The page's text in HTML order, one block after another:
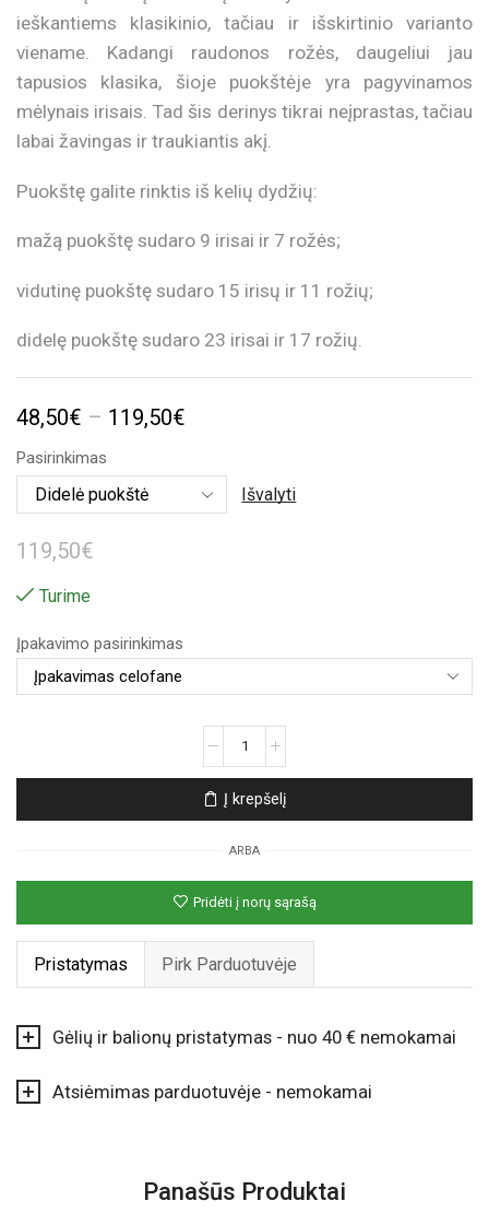
ieškantiems klasikinio, tačiau ir išskirtinio varianto
viename. Kadangi raudonos rožės, daugeliui jau
tapusios klasika, šioje puokštėje yra pagyvinamos
mėlynais irisais. Tad šis derinys tikrai neįprastas, tačiau
labai žavingas ir traukiantis akį.
Puokštę galite rinktis iš kelių dydžių:
mažą puokštę sudaro 9 irisai ir 7 rožės;
vidutinę puokštę sudaro 15 irisų ir 11 rožių;
didelę puokštę sudaro 23 irisai ir 17 rožių.
48,50€ – 119,50€
48,50€
through
Pasirinkimas
Išvalyti
119,50€
Turime
Įpakavimo pasirinkimas
produkto
Irisų
ir
rožių
puokštė
Į krepšelį
ARBA
Pridėti į norų sąrašą
Pristatymas Pirk Parduotuvėje
Gėlių ir balionų pristatymas - nuo 40 € nemokamai
Atsiėmimas parduotuvėje - nemokamai
Panašūs Produktai